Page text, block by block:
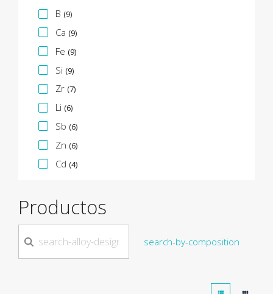
B (9)
Ca (9)
Fe (9)
Si (9)
Zr (7)
Li (6)
Sb (6)
Zn (6)
Cd (4)
Productos
search-by-composition